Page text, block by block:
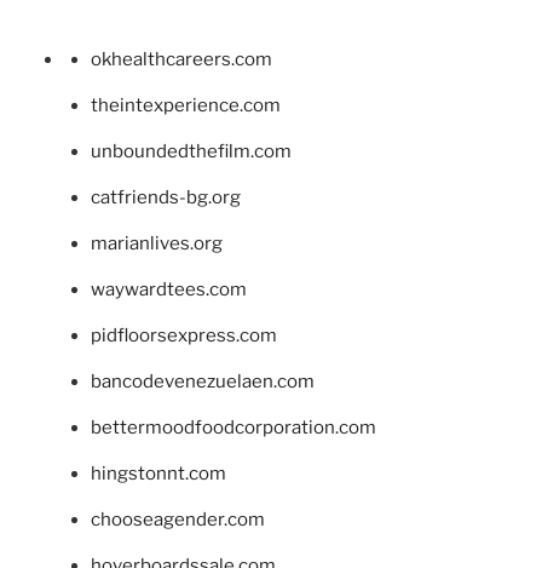
okhealthcareers.com
theintexperience.com
unboundedthefilm.com
catfriends-bg.org
marianlives.org
waywardtees.com
pidfloorsexpress.com
bancodevenezuelaen.com
bettermoodfoodcorporation.com
hingstonnt.com
chooseagender.com